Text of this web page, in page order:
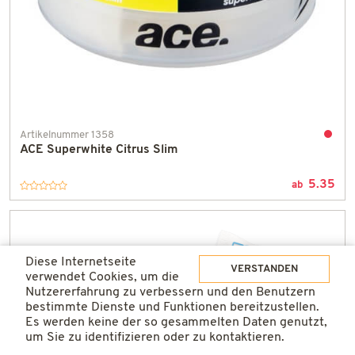
ACE Superwhite Citrus Slim
Lager
Artikelnummer 1358
ab 5.35
VERSTANDEN
Diese Internetseite
verwendet Cookies, um die
Nutzererfahrung zu verbessern und den Benutzern
bestimmte Dienste und Funktionen bereitzustellen.
Es werden keine der so gesammelten Daten genutzt,
um Sie zu identifizieren oder zu kontaktieren.